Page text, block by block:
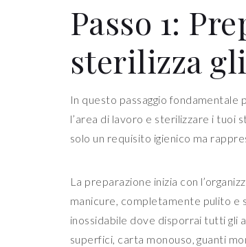
Passo 1:
sterilizza
In questo passaggio
l’area di lavoro e sterilizzare i tuoi
solo un requisito igienico ma
La preparazione inizia con
manicure, completamente pulito e
inossidabile dove disporrai tutti gli
superfici, carta monouso, guanti